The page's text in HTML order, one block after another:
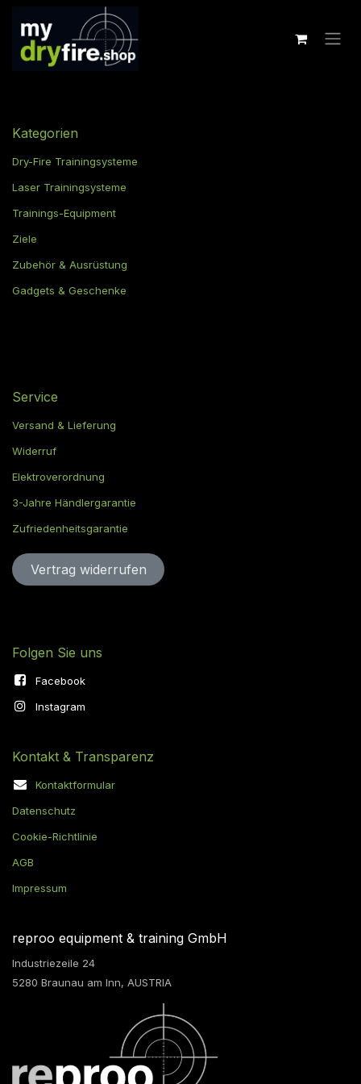
Kategorien
Dry-Fire Trainingsysteme
Laser Trainingsysteme
Trainings-Equipment
Ziele
Zubehör & Ausrüstung
Gadgets & Geschenke
Service
Versand & Lieferung
Widerruf
Elektroverordnung
3-Jahre Händlergarantie
Zufriedenheitsgarantie
Vertrag widerru​​​​​​​​​​fen
Folgen Sie uns
Facebook
Instagram
Kontakt & Transparenz
Kontaktformular
Datenschutz
Cookie-Richtlinie
AGB
Impressum
reproo equipment & training GmbH
Industriezeile 24
5280 Braunau am Inn, AUSTRIA